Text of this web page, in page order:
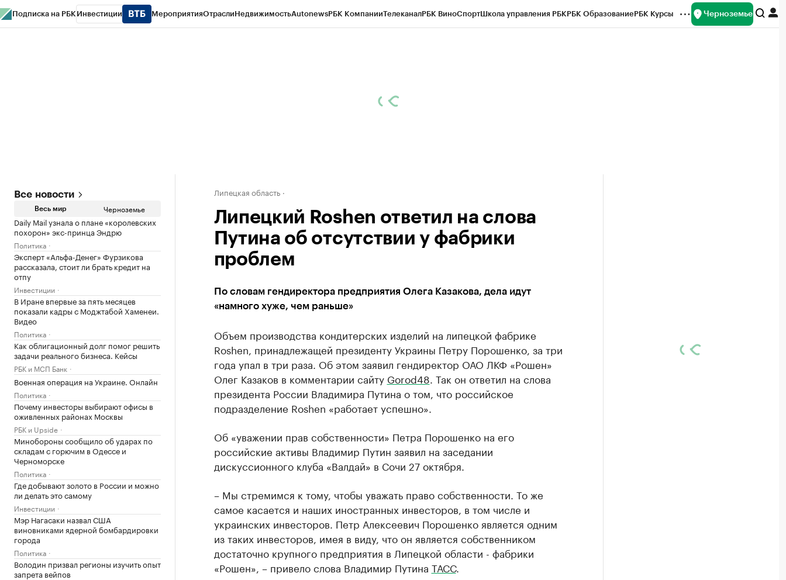
Подписка на РБК Инвестиции МероприятияОтраслиНедвижимостьAutonewsРБК КомпанииТелеканалРБК ВиноСпортШкола управления РБКРБК ОбразованиеРБК Курсы Черноземье
Все новости
Весь мир Черноземье
Daily Mail узнала о плане «королевских
похорон» экс-принца Эндрю
Политика
Эксперт «Альфа-Денег» Фурзикова
рассказала, стоит ли брать кредит на
отпу
Инвестиции
В Иране впервые за пять месяцев
показали кадры с Моджтабой Хаменеи.
Видео
Политика
Как облигационный долг помог решить
задачи реального бизнеса. Кейсы
РБК и МСП Банк
Военная операция на Украине. Онлайн
Политика
Почему инвесторы выбирают офисы в
оживленных районах Москвы
РБК и Upside
Минобороны сообщило об ударах по
складам с горючим в Одессе и
Черноморске
Политика
Где добывают золото в России и можно
ли делать это самому
Инвестиции
Мэр Нагасаки назвал США
виновниками ядерной бомбардировки
города
Политика
Володин призвал регионы изучить опыт
запрета вейпов
Липецкая область
Липецкий Roshen ответил на слова
Путина об отсутствии у фабрики
проблем
По словам гендиректора предприятия Олега Казакова, дела идут
«намного хуже, чем раньше»
Объем производства кондитерских изделий на липецкой фабрике
Roshen, принадлежащей президенту Украины Петру Порошенко, за три
года упал в три раза. Об этом заявил гендиректор ОАО ЛКФ «Рошен»
Олег Казаков в комментарии сайту Gorod48 . Так он ответил на слова
президента России Владимира Путина о том, что российское
подразделение Roshen «работает успешно».
Об «уважении прав собственности» Петра Порошенко на его
российские активы Владимир Путин заявил на заседании
дискуссионного клуба «Валдай» в Сочи 27 октября.
– Мы стремимся к тому, чтобы уважать право собственности. То же
самое касается и наших иностранных инвесторов, в том числе и
украинских инвесторов. Петр Алексеевич Порошенко является одним
из таких инвесторов, имея в виду, что он является собственником
достаточно крупного предприятия в Липецкой области - фабрики
«Рошен», – привело слова Владимир Путина ТАСС.